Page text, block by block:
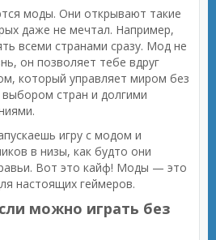
моды. Они открывают такие
даже не мечтал. Например,
всеми странами сразу. Мод не
он позволяет тебе вдруг
который управляет миром без
стран и долгими
игру с модом и
в низы, как будто они
Вот это кайф! Моды — это
настоящих геймеров.
можно играть без